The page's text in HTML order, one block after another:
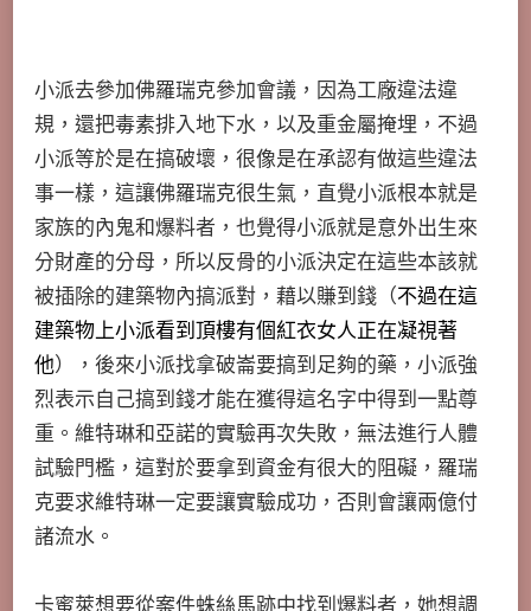
小派去參加佛羅瑞克參加會議，因為工廠違法違
規，還把毒素排入地下水，以及重金屬掩埋，不過
小派等於是在搞破壞，很像是在承認有做這些違法
事一樣，這讓佛羅瑞克很生氣，直覺小派根本就是
家族的內鬼和爆料者，也覺得小派就是意外出生來
分財產的分母，所以反骨的小派決定在這些本該就
被插除的建築物內搞派對，藉以賺到錢（不過在這
建築物上小派看到頂樓有個紅衣女人正在凝視著
他），後來小派找拿破崙要搞到足夠的藥，小派強
烈表示自己搞到錢才能在獲得這名字中得到一點尊
重。維特琳和亞諾的實驗再次失敗，無法進行人體
試驗門檻，這對於要拿到資金有很大的阻礙，羅瑞
克要求維特琳一定要讓實驗成功，否則會讓兩億付
諸流水。